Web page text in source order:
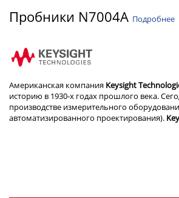
Пробники N7004A Подробнее
Американская компания Keysight
историю в 1930-х годах прошлого века.
производстве измерительного
автоматизированного проектирования).